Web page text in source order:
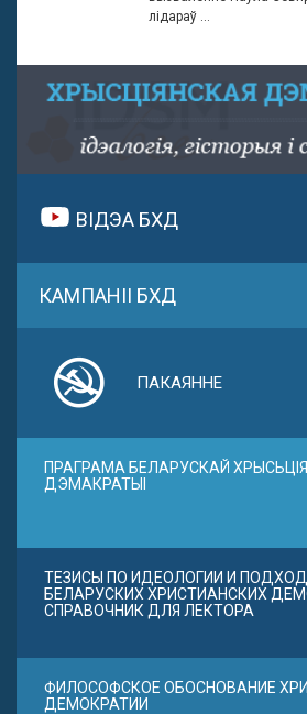
лідараў ...
ВІДЭА БХД
КАМПАНІІ БХД
ПАКАЯННЕ
ПРАГРАМА БЕЛАРУСКАЙ
ДЭМАКРАТЫІ
ТЕЗИСЫ ПО ИДЕОЛОГИИ И
БЕЛАРУСКИХ ХРИСТИАНСКИХ
СПРАВОЧНИК ДЛЯ ЛЕКТОРА
ФИЛОСОФСКОЕ ОБОСНОВАНИЕ
ДЕМОКРАТИИ